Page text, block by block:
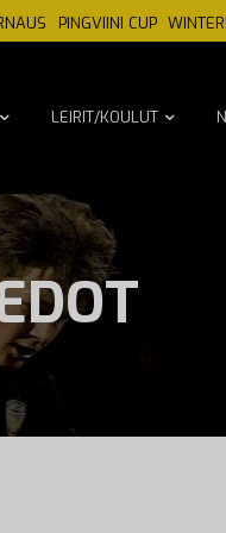
PINGVIINI CUP
LEIRIT/KOULUT